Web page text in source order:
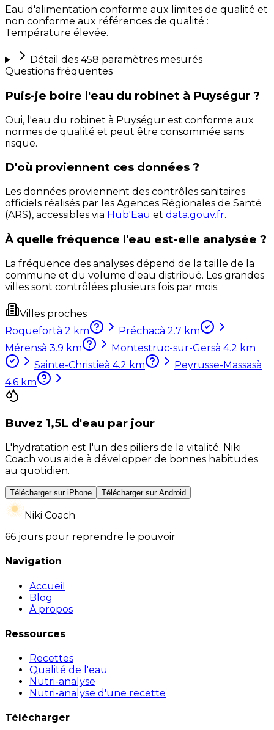
Eau d'alimentation conforme aux limites de qualité et
non conforme aux références de qualité :
Température élevée.
Détail des 458 paramètres mesurés
Questions fréquentes
Puis-je boire l'eau du robinet à Puységur ?
Oui, l'eau du robinet à Puységur est conforme aux
normes de qualité et peut être consommée sans
risque.
D'où proviennent ces données ?
Les données proviennent des contrôles sanitaires
officiels réalisés par les Agences Régionales de Santé
(ARS), accessibles via Hub'Eau et data.gouv.fr.
À quelle fréquence l'eau est-elle analysée ?
La fréquence des analyses dépend de la taille de la
commune et du volume d'eau distribué. Les grandes
villes sont contrôlées plusieurs fois par mois.
Villes proches
Roquefortà 2 km Préchacà 2.7 km
Mérensà 3.9 km Montestruc-sur-Gersà 4.2 km
Sainte-Christieà 4.2 km Peyrusse-Massasà
4.6 km
Buvez 1,5L d'eau par jour
L'hydratation est l'un des piliers de la vitalité. Niki
Coach vous aide à développer de bonnes habitudes
au quotidien.
Télécharger sur iPhone Télécharger sur Android
Niki Coach
66 jours pour reprendre le pouvoir
Navigation
Accueil
Blog
À propos
Ressources
Recettes
Qualité de l'eau
Nutri-analyse
Nutri-analyse d'une recette
Télécharger